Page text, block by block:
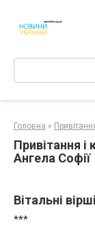
контенту
Поиск:
Головна »
Привітання
Ангела Софії
Вітальні
***